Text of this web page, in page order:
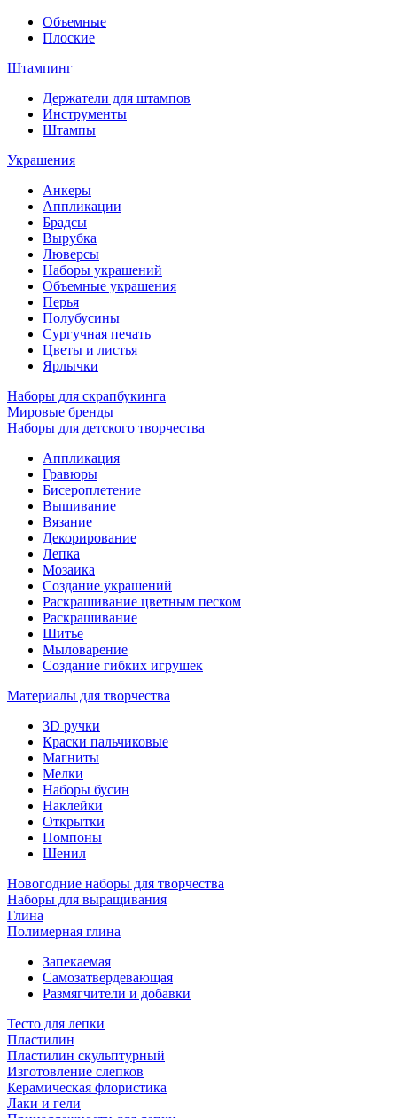
Объемные
Плоские
Штампинг
Держатели для штампов
Инструменты
Штампы
Украшения
Анкеры
Аппликации
Брадсы
Вырубка
Люверсы
Наборы украшений
Объемные украшения
Перья
Полубусины
Сургучная печать
Цветы и листья
Ярлычки
Наборы для скрапбукинга
Мировые бренды
Наборы для детского творчества
Аппликация
Гравюры
Бисероплетение
Вышивание
Вязание
Декорирование
Лепка
Мозаика
Создание украшений
Раскрашивание цветным песком
Раскрашивание
Шитье
Мыловарение
Создание гибких игрушек
Материалы для творчества
3D ручки
Краски пальчиковые
Магниты
Мелки
Наборы бусин
Наклейки
Открытки
Помпоны
Шенил
Новогодние наборы для творчества
Наборы для выращивания
Глина
Полимерная глина
Запекаемая
Самозатвердевающая
Размягчители и добавки
Тесто для лепки
Пластилин
Пластилин скульптурный
Изготовление слепков
Керамическая флористика
Лаки и гели